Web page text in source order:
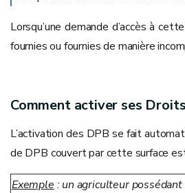
Lorsqu’une demande d’accès à
fournies ou fournies de manière
Comment activer ses
L’activation des DPB se fait
de DPB couvert par cette surface
Exemple : un agriculteur